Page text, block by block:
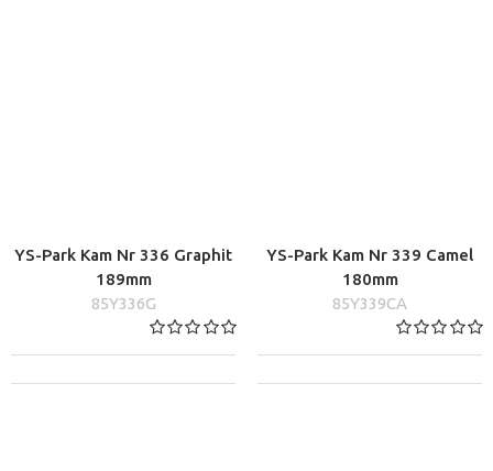
YS-Park Kam Nr 336 Graphit
189mm
85Y336G
YS-Park Kam Nr 339 Camel
180mm
85Y339CA